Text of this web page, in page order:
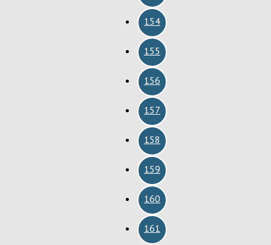
154
155
156
157
158
159
160
161